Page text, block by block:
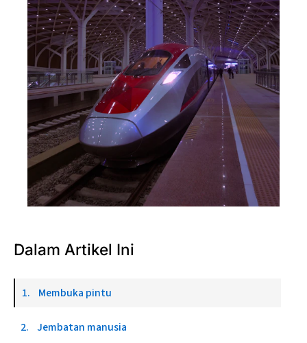
Dalam Artikel Ini
Membuka pintu
Jembatan manusia